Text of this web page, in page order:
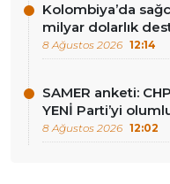
Kolombiya’da
milyar dolarlık
8 Ağustos 2026 12:14
SAMER anketi:
YENİ Parti’yi
8 Ağustos 2026 12:02